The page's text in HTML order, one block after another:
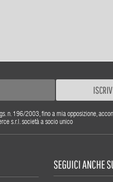
n. 196/2003, fino a mia opposizione,
s.r.l. società a socio unico
SEGUICI ANCHE